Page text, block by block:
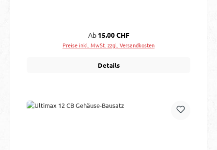
Regulärer Preis:
Ab 15.00 CHF
Preise inkl. MwSt. zzgl. Versandkosten
Details